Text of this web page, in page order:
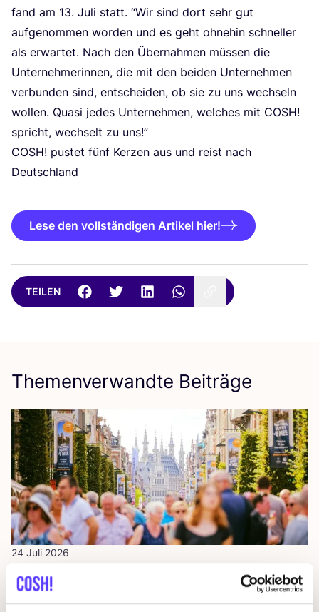
fand am 13. Juli statt. “Wir sind dort sehr gut
auf­ge­nom­men wor­den und es geht ohne­hin schnel­ler
als erwar­tet. Nach den Über­nah­men müs­sen die
Unter­neh­me­rin­nen, die mit den bei­den Unter­neh­men
ver­bun­den sind, ent­schei­den, ob sie zu uns wech­seln
wol­len. Qua­si jedes Unter­neh­men, wel­ches mit COSH!
spricht, wech­selt zu uns!”
COSH! pus­tet fünf Ker­zen aus und reist nach
Deutschland
Lese den vollständigen Artikel hier!
TEILEN
Themenverwandte Beiträge
24 Juli 2026
Die Daten hin­ter der Kreislaufwirtschaft
Erweiterte Herstellerhaftung Presse